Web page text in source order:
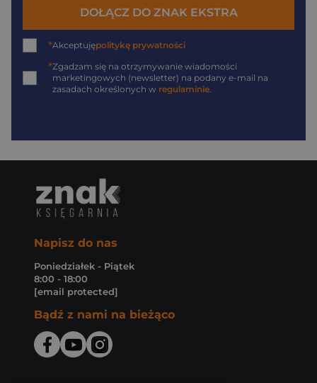
DOŁĄCZ DO ZNAK EKSTRA
*Akceptujępolitykę prywatności
*Zgadzam się na otrzymywanie wiadomości
marketingowych (newsletter) na podany e-mail na
zasadach określonych w regulaminie
Napisz do nas
Poniedziałek - Piątek
8:00 - 18:00
[email protected]
Bądź z nami na bieżąco